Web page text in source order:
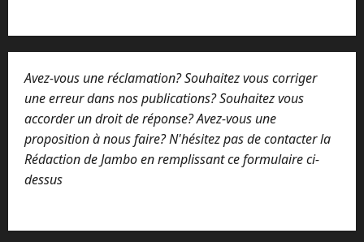
Avez-vous une réclamation? Souhaitez vous corriger
une erreur dans nos publications? Souhaitez vous
accorder un droit de réponse? Avez-vous une
proposition à nous faire? N'hésitez pas de contacter la
Rédaction de Jambo en remplissant ce formulaire ci-
dessus